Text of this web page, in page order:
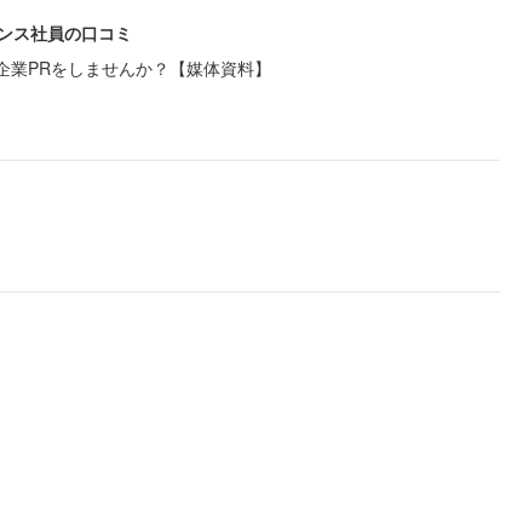
ラを迫り、拒否すると平社員への降格を言い渡した
なものだった。
吸収した会社の人や自社の後輩になった」
司になる。こうした仕打ちにプライドが傷つく場面
上げた男性の精神力には驚かされるばかりだ。男
ス社員の口コミ
PRをしませんか？【媒体資料】